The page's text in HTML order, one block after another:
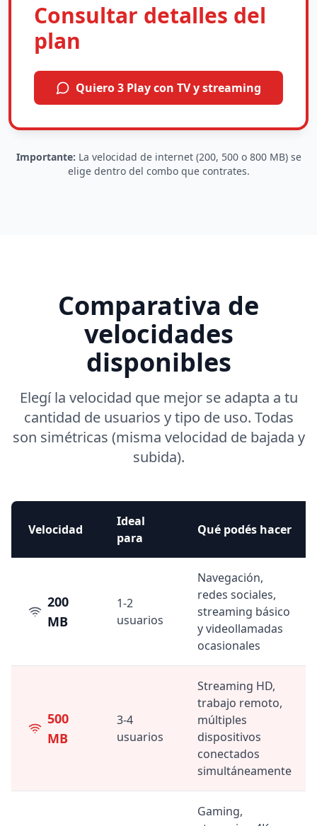
Consultar detalles del
plan
Quiero 3 Play con TV y streaming
Importante: La velocidad de internet (200, 500 o 800 MB) se
elige dentro del combo que contrates.
Comparativa de
velocidades
disponibles
Elegí la velocidad que mejor se adapta a tu
cantidad de usuarios y tipo de uso. Todas
son simétricas (misma velocidad de bajada y
subida).
Velocidad
Ideal
para
Qué podés hacer
200
MB
1-2
usuarios
Navegación,
redes sociales,
streaming básico
y videollamadas
ocasionales
500
MB
3-4
usuarios
Streaming HD,
trabajo remoto,
múltiples
dispositivos
conectados
simultáneamente
Gaming,